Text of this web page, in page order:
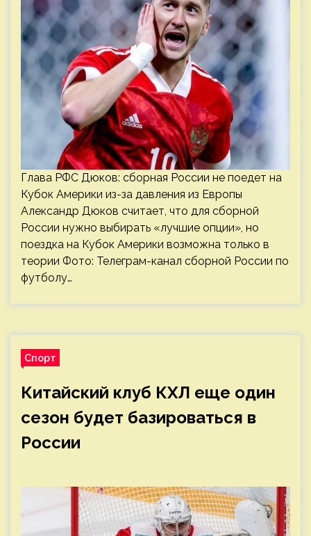
Глава РФС Дюков: сборная России не поедет на
Кубок Америки из-за давления из Европы
Александр Дюков считает, что для сборной
России нужно выбирать «лучшие опции», но
поездка на Кубок Америки возможна только в
теории Фото: Телеграм-канал сборной России по
футболу…
Спорт
Китайский клуб КХЛ еще один
сезон будет базироваться в
России